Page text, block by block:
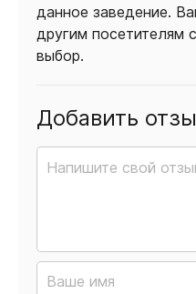
данное заведение.
другим посетителям
выбор.
Добавить